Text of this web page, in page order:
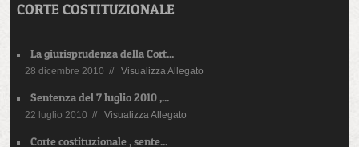
CORTE COSTITUZIONALE
La giurisprudenza della Cort...
28 dicembre 2010 // Visualizza Allegato
Sentenza del 7 luglio 2010 ,...
22 luglio 2010 // Visualizza Allegato
Corte costituzionale , sente...